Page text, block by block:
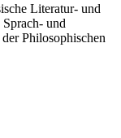
Literatur- und
und
Philosophischen